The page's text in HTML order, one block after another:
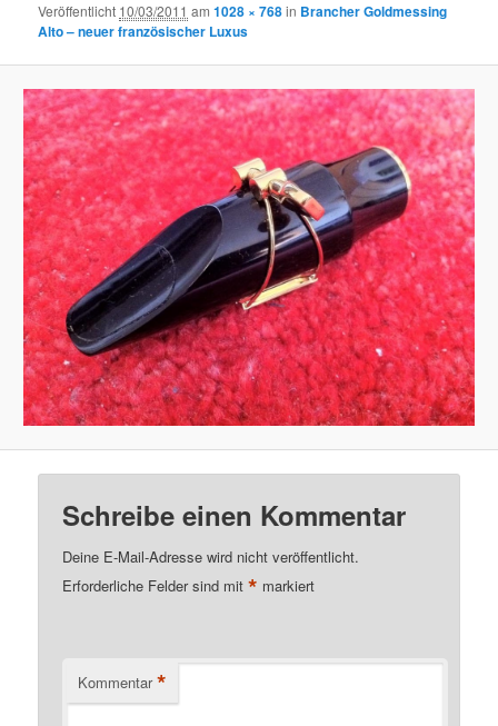
Veröffentlicht 10/03/2011 am1028 × 768in Brancher Goldmessing
Alto – neuer französischer Luxus
Schreibe einen Kommentar
Deine E-Mail-Adresse wird nicht veröffentlicht.
Erforderliche Felder sind mit* markiert
Kommentar *